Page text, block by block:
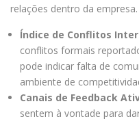
relações dentro da empresa.
Índice de Conflitos
conflitos formais
pode indicar falta de
ambiente de
Canais de Feedback
sentem à vontade para